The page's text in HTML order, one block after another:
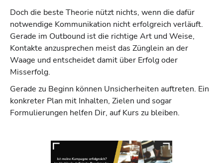
Doch die beste Theorie nützt nichts, wenn die dafür
notwendige Kommunikation nicht erfolgreich verläuft.
Gerade im Outbound ist die richtige Art und Weise,
Kontakte anzusprechen meist das Zünglein an der
Waage und entscheidet damit über Erfolg oder
Misserfolg.
Gerade zu Beginn können Unsicherheiten auftreten. Ein
konkreter Plan mit Inhalten, Zielen und sogar
Formulierungen helfen Dir, auf Kurs zu bleiben.